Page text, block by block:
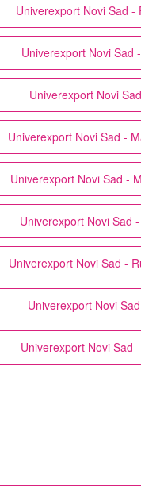
Univerexport Novi Sad -
Univerexport Novi Sad
Univerexport Novi
Univerexport Novi Sad -
Univerexport Novi Sad -
Univerexport Novi Sad
Univerexport Novi Sad -
Univerexport Novi
Univerexport Novi Sad